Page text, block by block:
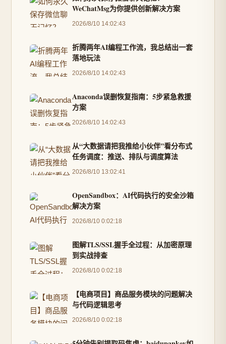
WeChatMsg为你提供创新解决方案
2026/8/10 14:02:43
折腾两年AI编程工作流，我总结出一套
落地玩法
2026/8/10 14:02:43
Anaconda误删恢复指南：5步紧急救援
方案
2026/8/10 14:02:43
从“大数据请把我推给小伙伴”看分布式
任务调度：推送、排队与调度算法
2026/8/10 13:02:41
OpenSandbox：AI代码执行的安全沙箱
解决方案
2026/8/10 0:02:18
图解TLS/SSL握手全过程：从加密原理
到实战排查
2026/8/10 0:02:18
【电商项目】商品服务模块的问题解决
与代码逻辑思考
2026/8/10 0:02:18